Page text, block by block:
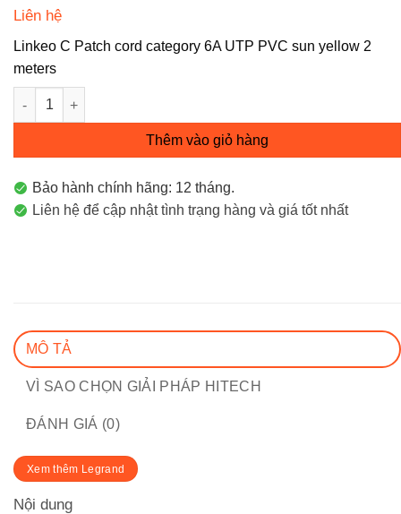
Liên hệ
Linkeo C Patch cord category 6A UTP PVC sun yellow 2
meters
Patch cord RJ45 Cat.6A 2m U/UTP Yellow 632879 Legrand số
Thêm vào giỏ hàng
Bảo hành chính hãng: 12 tháng.
Liên hệ để cập nhật tình trạng hàng và giá tốt nhất
MÔ TẢ
VÌ SAO CHỌN GIẢI PHÁP HITECH
ĐÁNH GIÁ (0)
Xem thêm Legrand
Nội dung